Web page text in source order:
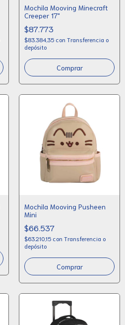
Mochila Mooving Minecraft
Creeper 17"
$87.773
$83.384,35 con Transferencia o
depósito
Mochila Mooving Pusheen
Mini
$66.537
$63.210,15 con Transferencia o
depósito